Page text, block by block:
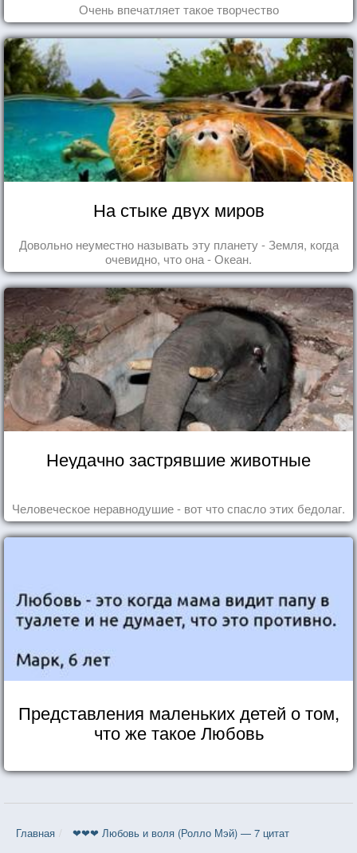
Очень впечатляет такое творчество
На стыке двух миров
Довольно неуместно называть эту планету - Земля, когда
очевидно, что она - Океан.
Неудачно застрявшие животные
Человеческое неравнодушие - вот что спасло этих бедолаг.
Представления маленьких детей о том,
что же такое Любовь
Главная ❤❤❤ Любовь и воля (Ролло Мэй) — 7 цитат